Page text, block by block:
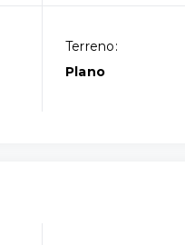
Terreno:
Plano